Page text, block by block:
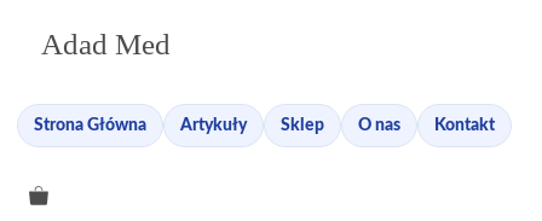
Adad Med
Strona Główna Artykuły Sklep O nas Kontakt